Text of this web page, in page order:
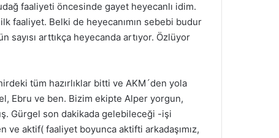
faaliyeti öncesinde gayet heyecanlı idim.
faaliyet. Belki de heyecanımın sebebi budur
sayısı arttıkça heyecanda artıyor. Özlüyor
tüm hazırlıklar bitti ve AKM´den yola
Ebru ve ben. Bizim ekipte Alper yorgun,
Gürgel son dakikada gelebileceği -işi
aktif( faaliyet boyunca aktifti arkadaşımız,